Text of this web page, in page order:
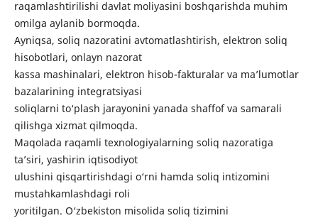
raqamlashtirilishi davlat moliyasini boshqarishda muhim
omilga aylanib bormoqda.
Ayniqsa, soliq nazoratini avtomatlashtirish, elektron soliq
hisobotlari, onlayn nazorat
kassa mashinalari, elektron hisob-fakturalar va ma’lumotlar
bazalarining integratsiyasi
soliqlarni to‘plash jarayonini yanada shaffof va samarali
qilishga xizmat qilmoqda.
Maqolada raqamli texnologiyalarning soliq nazoratiga
ta’siri, yashirin iqtisodiyot
ulushini qisqartirishdagi o‘rni hamda soliq intizomini
mustahkamlashdagi roli
yoritilgan. O‘zbekiston misolida soliq tizimini